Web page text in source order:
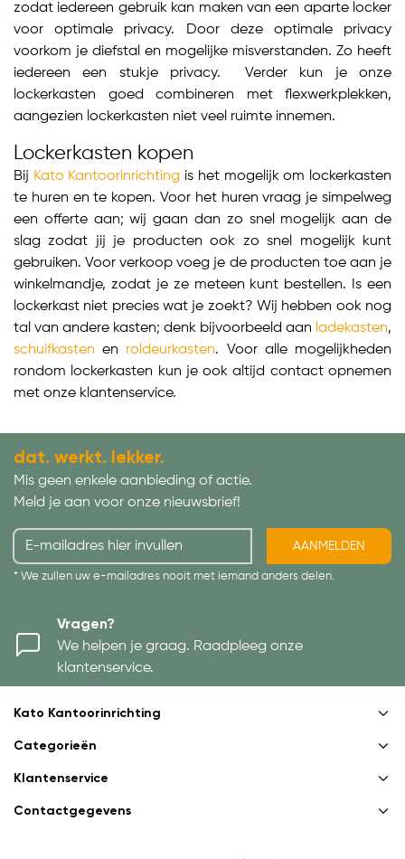
zodat iedereen gebruik kan maken van een aparte locker
voor optimale privacy. Door deze optimale privacy
voorkom je diefstal en mogelijke misverstanden. Zo heeft
iedereen een stukje privacy. Verder kun je onze
lockerkasten goed combineren met flexwerkplekken,
aangezien lockerkasten niet veel ruimte innemen.
Lockerkasten kopen
Bij Kato Kantoorinrichting is het mogelijk om lockerkasten
te huren en te kopen. Voor het huren vraag je simpelweg
een offerte aan; wij gaan dan zo snel mogelijk aan de
slag zodat jij je producten ook zo snel mogelijk kunt
gebruiken. Voor verkoop voeg je de producten toe aan je
winkelmandje, zodat je ze meteen kunt bestellen. Is een
lockerkast niet precies wat je zoekt? Wij hebben ook nog
tal van andere kasten; denk bijvoorbeeld aan ladekasten,
schuifkasten en roldeurkasten. Voor alle mogelijkheden
rondom lockerkasten kun je ook altijd contact opnemen
met onze klantenservice.
dat. werkt. lekker.
Mis geen enkele aanbieding of actie.
Meld je aan voor onze nieuwsbrief!
AANMELDEN
* We zullen uw e-mailadres nooit met iemand anders delen.
Vragen?
We helpen je graag. Raadpleeg onze
klantenservice.
Kato Kantoorinrichting
Categorieën
Klantenservice
Contactgegevens